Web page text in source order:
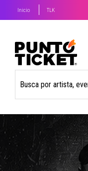
Inicio TLK